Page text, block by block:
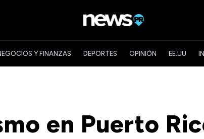
Y FINANZAS DEPORTES OPINIÓN EE.UU
en Puerto